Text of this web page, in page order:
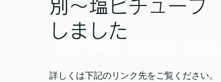
別～塩ビチューブ
しました
詳しくは下記のリンク先をご覧ください。